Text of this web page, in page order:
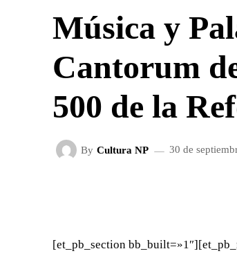
Música y
Cantorum
500 de la
By Cultura NP 30 de
[et_pb_section